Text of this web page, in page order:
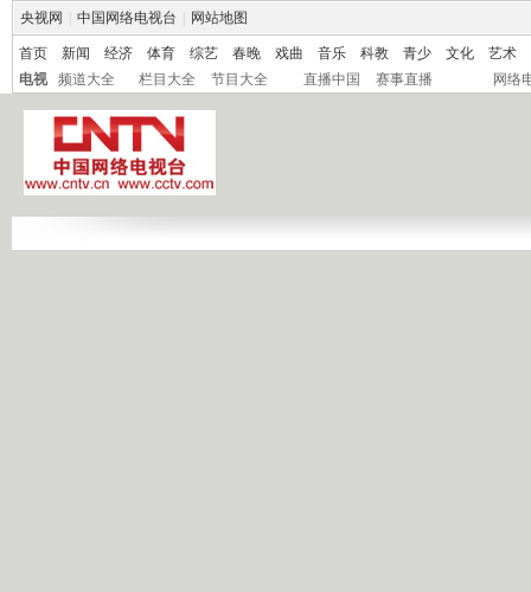
央视网 中国网络电视台 网站地图
首页 新闻 经济 体育 综艺 春晚 戏曲 音乐 科教 青少 文化
艺术
电视
频道大全 栏目大全 节目大全 直播中国 赛事直播 网络